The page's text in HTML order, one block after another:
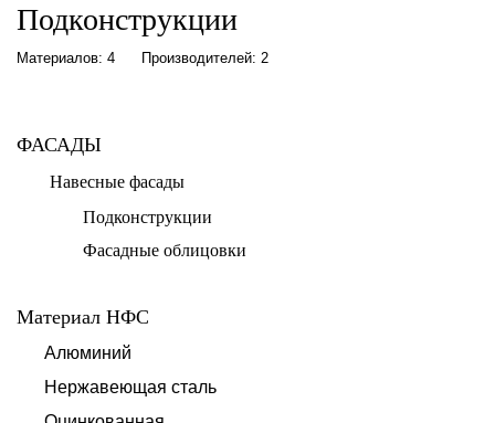
Подконструкции
Материалов: 4 Производителей: 2
ФАСАДЫ
Навесные фасады
Подконструкции
Фасадные облицовки
Материал НФС
Алюминий
Нержавеющая сталь